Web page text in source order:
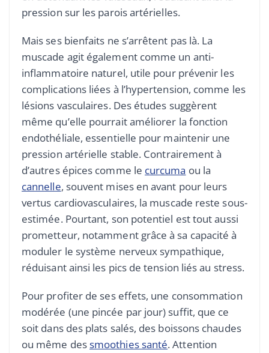
pression sur les parois artérielles.
Mais ses bienfaits ne s’arrêtent pas là. La
muscade agit également comme un anti-
inflammatoire naturel, utile pour prévenir les
complications liées à l’hypertension, comme les
lésions vasculaires. Des études suggèrent
même qu’elle pourrait améliorer la fonction
endothéliale, essentielle pour maintenir une
pression artérielle stable. Contrairement à
d’autres épices comme le curcuma ou la
cannelle, souvent mises en avant pour leurs
vertus cardiovasculaires, la muscade reste sous-
estimée. Pourtant, son potentiel est tout aussi
prometteur, notamment grâce à sa capacité à
moduler le système nerveux sympathique,
réduisant ainsi les pics de tension liés au stress.
Pour profiter de ses effets, une consommation
modérée (une pincée par jour) suffit, que ce
soit dans des plats salés, des boissons chaudes
ou même dessmoothies santé. Attention